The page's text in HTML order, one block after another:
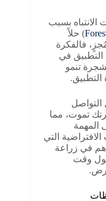
بسبب
) حلاً
فالفكرة
في
تنمو
التواصل
تموت، مما
المهمة
التي
في زراعة
وقت